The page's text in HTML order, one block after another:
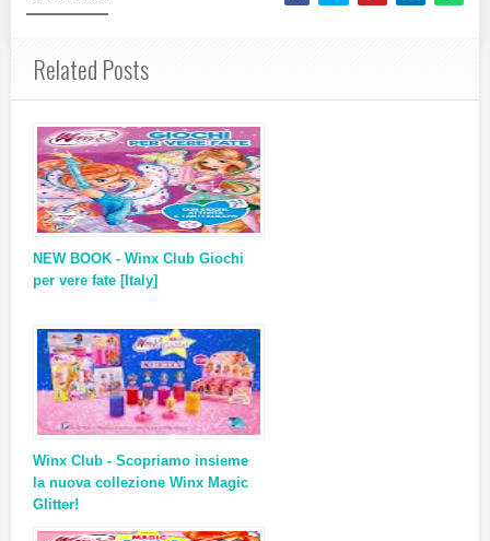
Related Posts
NEW BOOK - Winx Club Giochi
per vere fate [Italy]
Winx Club - Scopriamo insieme
la nuova collezione Winx Magic
Glitter!